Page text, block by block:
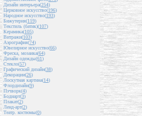
Дизайн интерьера(254)
Церковное искусство(196)
Народное искусство(193)
Бижутерия(119)
Текстиль (батик)(107)
Керамика(105)
Витражи(103)
Аэрография(74)
Ювелирное искусство(66)
Фреска, мозаика(64)
Дизайн одежды(61)
Стекло(57)
Графический дизайн(38)
Декорации(26)
Лоскутная картина(14)
Флордизайн(9)
Пэчворк(4)
Бодиарт(3)
Плакат(2)
Ленд-арт(2)
Театр. костюмы(0)